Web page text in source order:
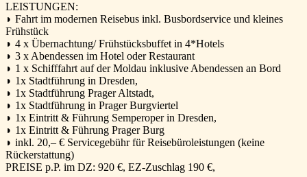
LEISTUNGEN:
◗ Fahrt im modernen Reisebus inkl. Busbordservice und kleines
Frühstück
◗ 4 x Übernachtung/ Frühstücksbuffet in 4*Hotels
◗ 3 x Abendessen im Hotel oder Restaurant
◗ 1 x Schifffahrt auf der Moldau inklusive Abendessen an Bord
◗ 1x Stadtführung in Dresden,
◗ 1x Stadtführung Prager Altstadt,
◗ 1x Stadtführung in Prager Burgviertel
◗ 1x Eintritt & Führung Semperoper in Dresden,
◗ 1x Eintritt & Führung Prager Burg
◗ inkl. 20,– € Servicegebühr für Reisebüroleistungen (keine
Rückerstattung)
PREISE p.P. im DZ: 920 €, EZ-Zuschlag 190 €,